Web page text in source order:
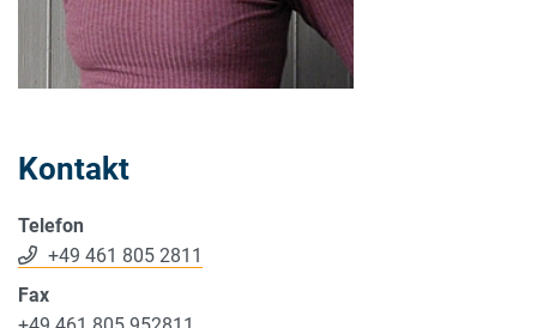
Kontakt
Telefon
+49 461 805 2811
Fax